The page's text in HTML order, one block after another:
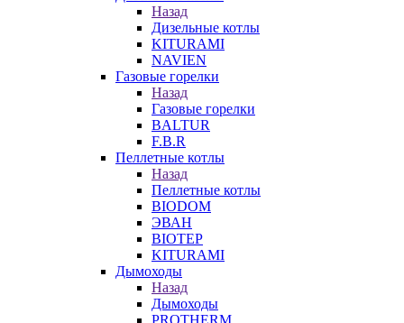
Назад
Дизельные котлы
KITURAMI
NAVIEN
Газовые горелки
Назад
Газовые горелки
BALTUR
F.B.R
Пеллетные котлы
Назад
Пеллетные котлы
BIODOM
ЭВАН
BIOTEP
KITURAMI
Дымоходы
Назад
Дымоходы
PROTHERM